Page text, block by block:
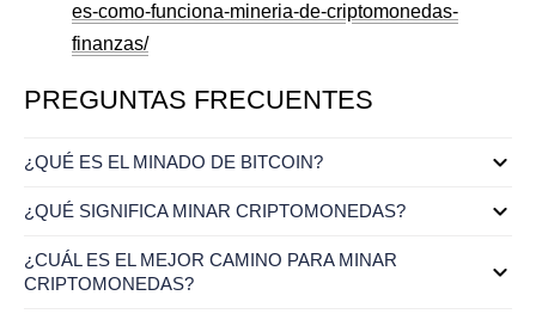
es-como-funciona-mineria-de-criptomonedas-
finanzas/
PREGUNTAS FRECUENTES
¿QUÉ ES EL MINADO DE BITCOIN?
¿QUÉ SIGNIFICA MINAR CRIPTOMONEDAS?
¿CUÁL ES EL MEJOR CAMINO PARA MINAR
CRIPTOMONEDAS?